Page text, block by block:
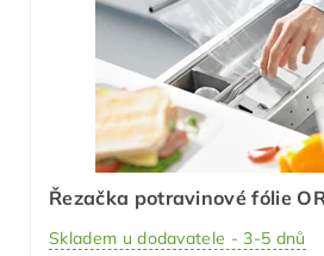
Řezačka potravinové fólie
Skladem u dodavatele - 3-5 dnů